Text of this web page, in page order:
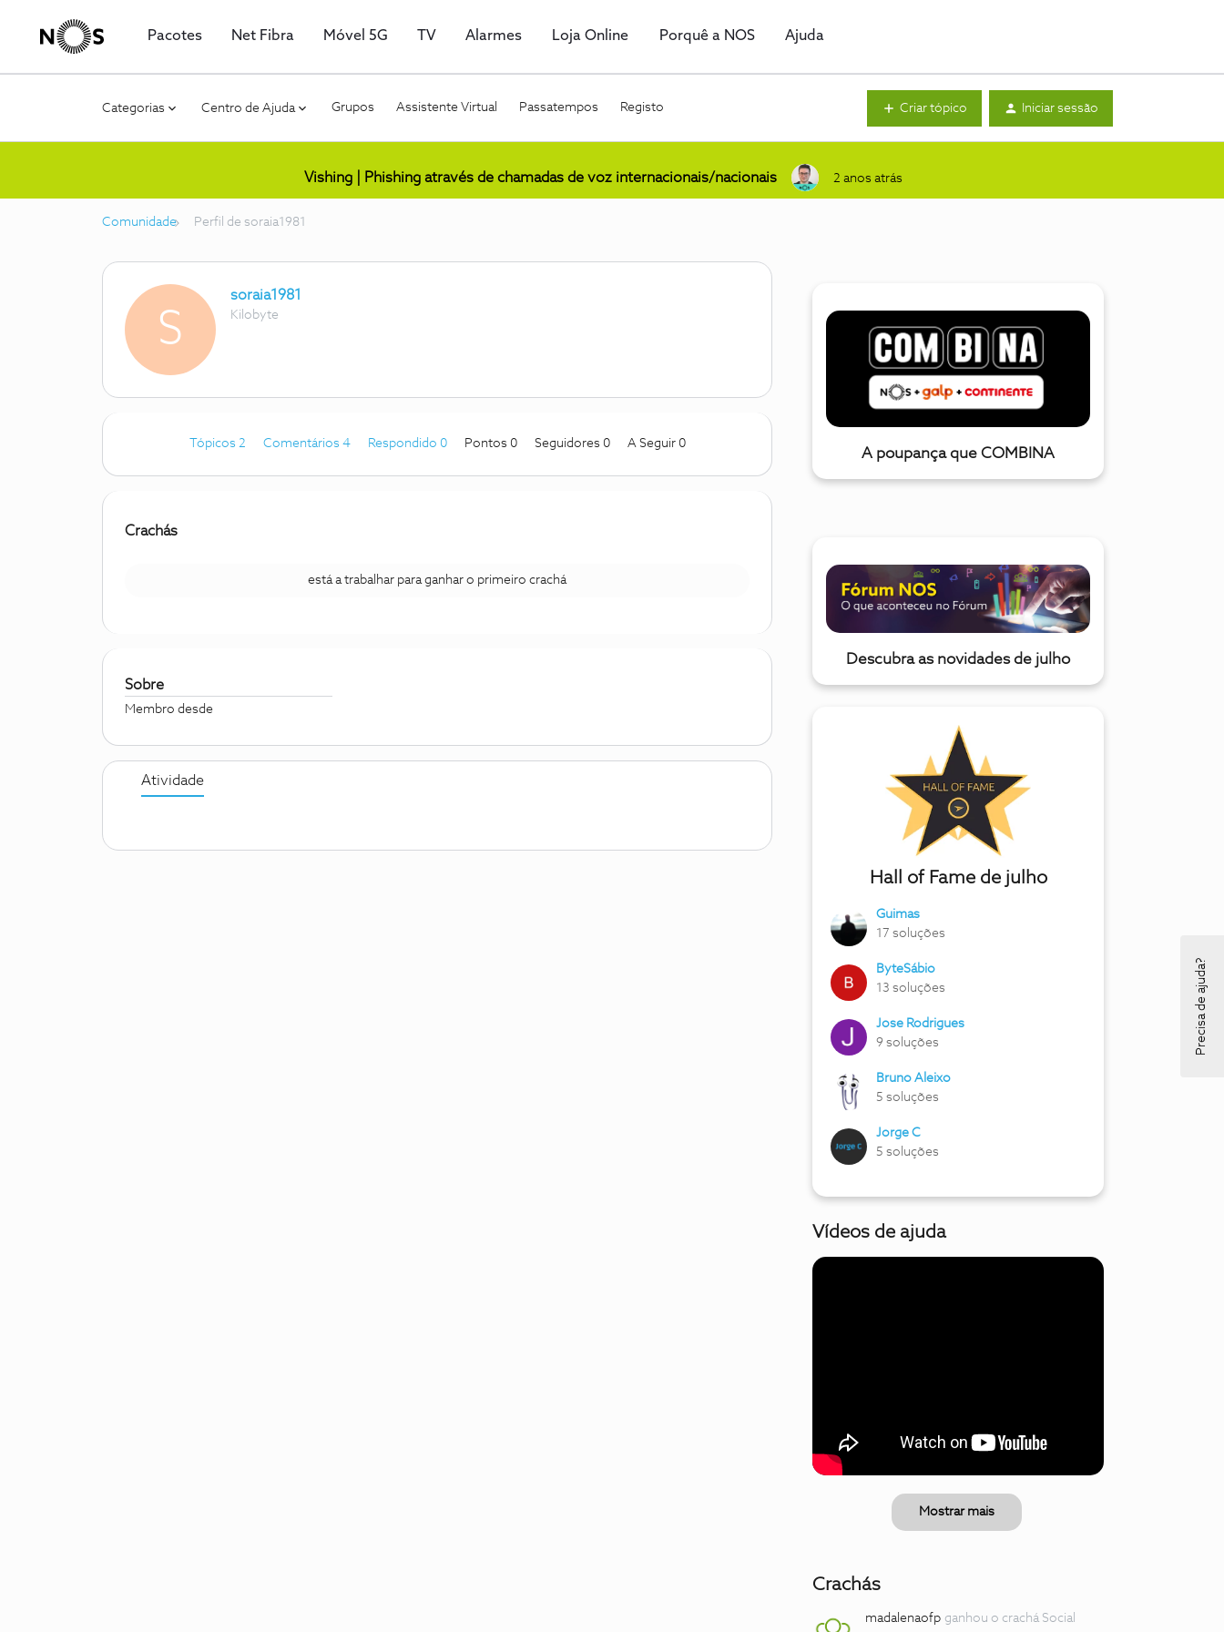
Pacotes Net Fibra Móvel 5G TV Alarmes Loja Online Porquê a NOS Ajuda
Categorias Centro de Ajuda Grupos Assistente Virtual Passatempos Registo Criar tópico Iniciar sessão
Vishing | Phishing através de chamadas de voz internacionais/nacionais 2 anos atrás
Comunidade Perfil de soraia1981
S
soraia1981
Kilobyte
Tópicos 2 Comentários 4 Respondido 0 Pontos 0 Seguidores 0 A Seguir 0
Crachás
está a trabalhar para ganhar o primeiro crachá
Sobre
Membro desde
Atividade
A poupança que COMBINA
Descubra as novidades de julho
Hall of Fame de julho
Guimas
17 soluções
ByteSábio
13 soluções
Jose Rodrigues
9 soluções
Bruno Aleixo
5 soluções
Jorge C
5 soluções
Vídeos de ajuda
Mostrar mais
Crachás
madalenaofp ganhou o crachá Social
Precisa de ajuda?